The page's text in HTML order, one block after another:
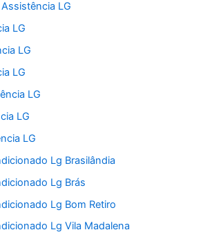
LG
LG
LG
LG
LG
LG
LG
Lg Brasilândia
Lg Brás
Lg Bom Retiro
Lg Vila Madalena